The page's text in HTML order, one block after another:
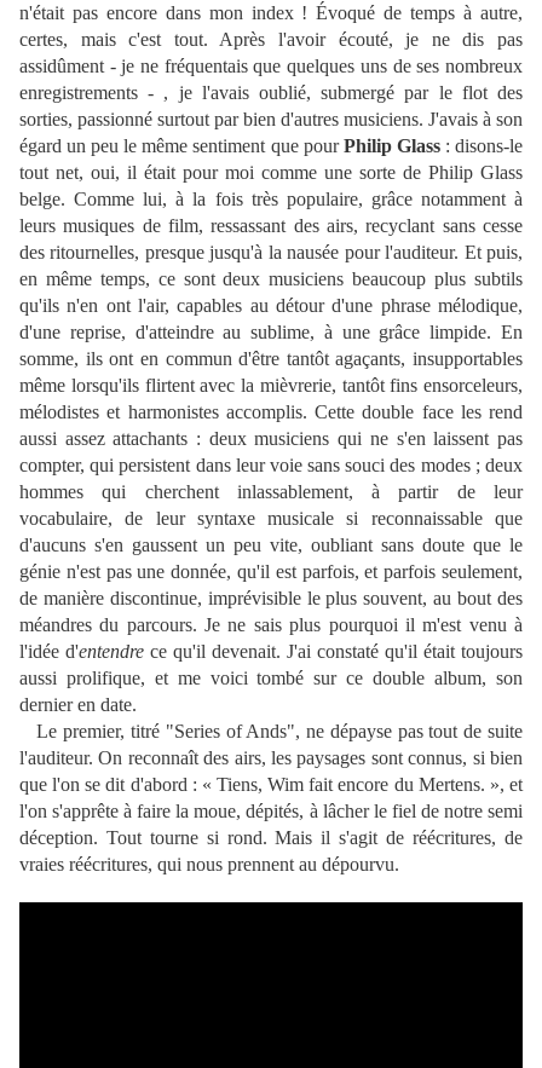
n'était pas encore dans mon index ! Évoqué de temps à autre,
certes, mais c'est tout. Après l'avoir écouté, je ne dis pas
assidûment - je ne fréquentais que quelques uns de ses nombreux
enregistrements - , je l'avais oublié, submergé par le flot des
sorties, passionné surtout par bien d'autres musiciens. J'avais à son
égard un peu le même sentiment que pourPhilip Glass: disons-le
tout net, oui, il était pour moi comme une sorte de Philip Glass
belge. Comme lui, à la fois très populaire, grâce notamment à
leurs musiques de film, ressassant des airs, recyclant sans cesse
des ritournelles, presque jusqu'à la nausée pour l'auditeur. Et puis,
en même temps, ce sont deux musiciens beaucoup plus subtils
qu'ils n'en ont l'air, capables au détour d'une phrase mélodique,
d'une reprise, d'atteindre au sublime, à une grâce limpide. En
somme, ils ont en commun d'être tantôt agaçants, insupportables
même lorsqu'ils flirtent avec la mièvrerie, tantôt fins ensorceleurs,
mélodistes et harmonistes accomplis. Cette double face les rend
aussi assez attachants : deux musiciens qui ne s'en laissent pas
compter, qui persistent dans leur voie sans souci des modes ; deux
hommes qui cherchent inlassablement, à partir de leur
vocabulaire, de leur syntaxe musicale si reconnaissable que
d'aucuns s'en gaussent un peu vite, oubliant sans doute que le
génie n'est pas une donnée, qu'il est parfois, et parfois seulement,
de manière discontinue, imprévisible le plus souvent, au bout des
méandres du parcours. Je ne sais plus pourquoi il m'est venu à
l'idée d'entendre ce qu'il devenait. J'ai constaté qu'il était toujours
aussi prolifique, et me voici tombé sur ce double album, son
dernier en date.
Le premier, titré "Series of Ands", ne dépayse pas tout de suite
l'auditeur. On reconnaît des airs, les paysages sont connus, si bien
que l'on se dit d'abord : « Tiens, Wim fait encore du Mertens. », et
l'on s'apprête à faire la moue, dépités, à lâcher le fiel de notre semi
déception. Tout tourne si rond. Mais il s'agit de réécritures, de
vraies réécritures, qui nous prennent au dépourvu.